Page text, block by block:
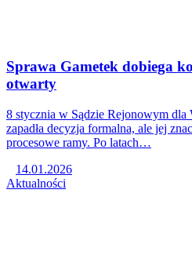
Sprawa Gametek dobiega
otwarty
8 stycznia w Sądzie Rejonowym dla
zapadła decyzja formalna, ale jej
procesowe ramy. Po latach…
14.01.2026
Aktualności